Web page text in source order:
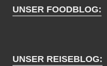
UNSER FOODBLOG:
UNSER REISEBLOG: